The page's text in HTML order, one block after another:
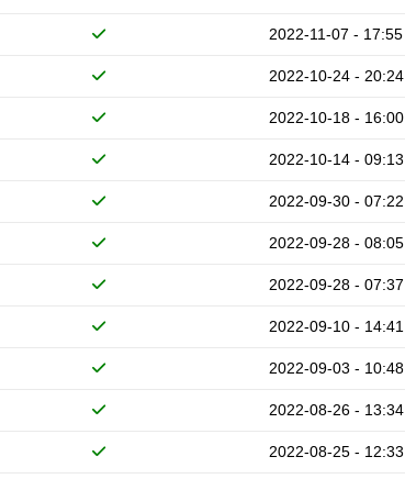
2022-11-07 - 17:55
2022-10-24 - 20:24
2022-10-18 - 16:00
2022-10-14 - 09:13
2022-09-30 - 07:22
2022-09-28 - 08:05
2022-09-28 - 07:37
2022-09-10 - 14:41
2022-09-03 - 10:48
2022-08-26 - 13:34
2022-08-25 - 12:33